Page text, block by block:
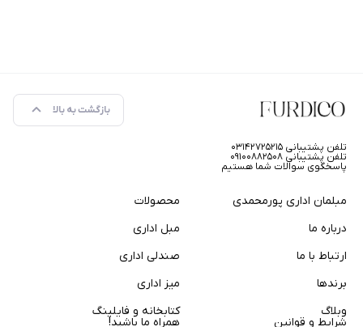
بازگشت به بالا
تلفن پشتیبانی ۰۳۱۴۲۷۲۵۲۱۵
تلفن پشتیبانی ۰۹۱۰۰۸۸۲۵۰۸
پاسخگوی سوالات شما هستیم
مبلمان اداری پورمحمدی
درباره ما
ارتباط با ما
برندها
وبلاگ
محصولات
مبل اداری
صندلی اداری
میز اداری
کتابخانه و فایلینگ
شرایط و قوانین
همراه ما باشید!